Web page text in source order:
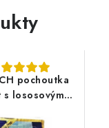
pochoutka
s lososovým